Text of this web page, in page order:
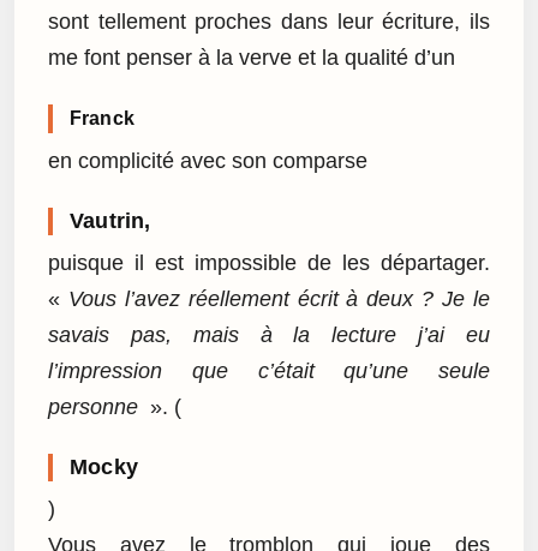
sont tellement proches dans leur écriture, ils
me font penser à la verve et la qualité d’un
Franck
en complicité avec son comparse
Vautrin,
puisque il est impossible de les départager.
« Vous l’avez réellement écrit à deux ? Je le
savais pas, mais à la lecture j’ai eu
l’impression que c’était qu’une seule
personne ». (
Mocky
)
Vous avez le tromblon qui joue des